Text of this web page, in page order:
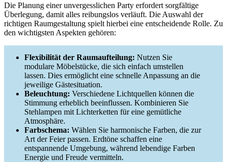
Die Planung einer unvergesslichen Party erfordert sorgfältige
Überlegung, damit alles reibungslos verläuft. Die Auswahl der
richtigen Raumgestaltung spielt hierbei eine entscheidende Rolle. Zu
den wichtigsten Aspekten gehören:
Flexibilität der Raumaufteilung: Nutzen Sie
modulare Möbelstücke, die sich einfach umstellen
lassen. Dies ermöglicht eine schnelle Anpassung an die
jeweilige Gästesituation.
Beleuchtung: Verschiedene Lichtquellen können die
Stimmung erheblich beeinflussen. Kombinieren Sie
Stehlampen mit Lichterketten für eine gemütliche
Atmosphäre.
Farbschema: Wählen Sie harmonische Farben, die zur
Art der Feier passen. Erdtöne schaffen eine
entspannende Umgebung, während lebendige Farben
Energie und Freude vermitteln.